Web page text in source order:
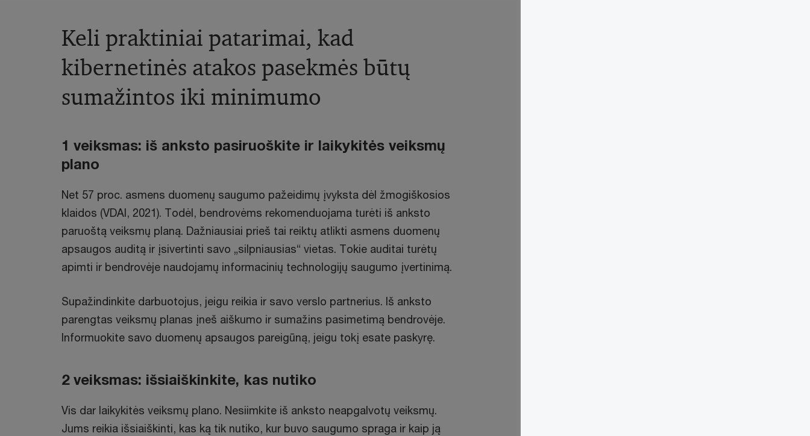
Keli praktiniai patarimai, kad
kibernetinės atakos pasekmės būtų
sumažintos iki minimumo
1 veiksmas: iš anksto pasiruoškite ir laikykitės veiksmų
plano
Net 57 proc. asmens duomenų saugumo pažeidimų įvyksta dėl žmogiškosios
klaidos (VDAI, 2021). Todėl, bendrovėms rekomenduojama turėti iš anksto
paruoštą veiksmų planą. Dažniausiai prieš tai reiktų atlikti asmens duomenų
apsaugos auditą ir įsivertinti savo „silpniausias“ vietas. Tokie auditai turėtų
apimti ir bendrovėje naudojamų informacinių technologijų saugumo įvertinimą.
Supažindinkite darbuotojus, jeigu reikia ir savo verslo partnerius. Iš anksto
parengtas veiksmų planas įneš aiškumo ir sumažins pasimetimą bendrovėje.
Informuokite savo duomenų apsaugos pareigūną, jeigu tokį esate paskyrę.
2 veiksmas: išsiaiškinkite, kas nutiko
Vis dar laikykitės veiksmų plano. Nesiimkite iš anksto neapgalvotų veiksmų.
Jums reikia išsiaiškinti, kas ką tik nutiko, kur buvo saugumo spraga ir kaip ją